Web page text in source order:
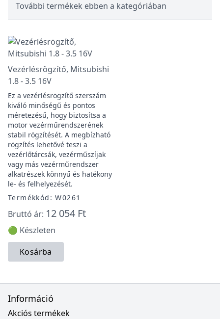
További termékek ebben a kategóriában
Vezérlésrögzítő, Mitsubishi
1.8 - 3.5 16V
Ez a vezérlésrögzítő szerszám
kiváló minőségű és pontos
méretezésű, hogy biztosítsa a
motor vezérműrendszerének
stabil rögzítését. A megbízható
rögzítés lehetővé teszi a
vezérlőtárcsák, vezérműszíjak
vagy más vezérműrendszer
alkatrészek könnyű és hatékony
le- és felhelyezését.
Termékkód: W0261
Bruttó ár: 12 054 Ft
🟢 Készleten
Kosárba
Információ
Akciós termékek